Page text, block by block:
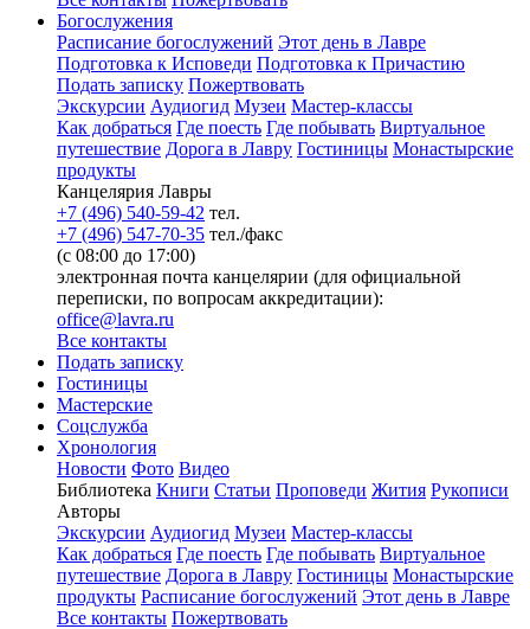
Богослужения
Расписание богослужений Этот день в Лавре
Подготовка к Исповеди Подготовка к Причастию
Подать записку Пожертвовать
Экскурсии Аудиогид Музеи Мастер-классы
Как добраться Где поесть Где побывать Виртуальное
путешествие Дорога в Лавру Гостиницы Монастырские
продукты
Канцелярия Лавры
+7 (496) 540-59-42 тел.
+7 (496) 547-70-35 тел./факс
(с 08:00 до 17:00)
электронная почта канцелярии (для официальной
переписки, по вопросам аккредитации):
office@lavra.ru
Все контакты
Подать записку
Гостиницы
Мастерские
Соцслужба
Хронология
Новости Фото Видео
Библиотека Книги Статьи Проповеди Жития Рукописи
Авторы
Экскурсии Аудиогид Музеи Мастер-классы
Как добраться Где поесть Где побывать Виртуальное
путешествие Дорога в Лавру Гостиницы Монастырские
продукты Расписание богослужений Этот день в Лавре
Все контакты Пожертвовать